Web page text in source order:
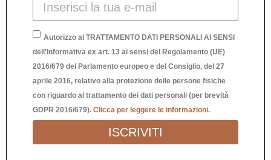
CUORE IN LEGNO “POSTO FELICE”
Autorizzo al TRATTAMENTO DATI PERSONALI AI SENSI
dell'Informativa ex art. 13 ai sensi del Regolamento (UE)
2016/679 del Parlamento europeo e del Consiglio, del 27
aprile 2016, relativo alla protezione delle persone fisiche
con riguardo al trattamento dei dati personali (per brevità
GDPR 2016/679). Clicca per leggere le informazioni.
ISCRIVITI